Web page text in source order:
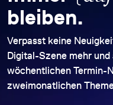
bleiben.
Verpasst keine
Digital-Szene mehr
wöchentlichen Termin-
zweimonatlichen